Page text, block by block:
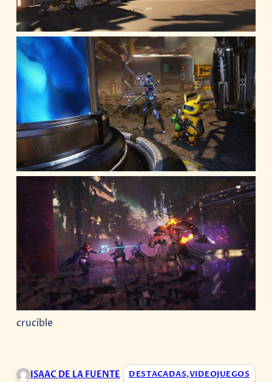
crucible
ISAAC DE LA FUENTE DESTACADAS,VIDEOJUEGOS